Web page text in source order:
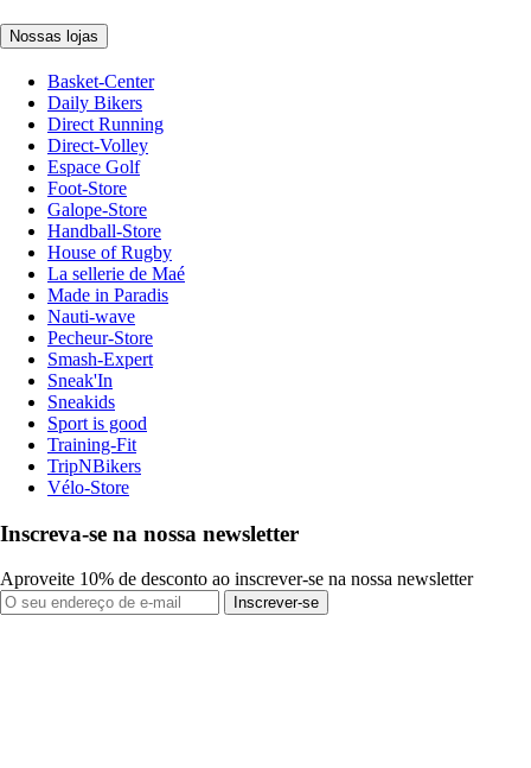
Nossas lojas
Basket-Center
Daily Bikers
Direct Running
Direct-Volley
Espace Golf
Foot-Store
Galope-Store
Handball-Store
House of Rugby
La sellerie de Maé
Made in Paradis
Nauti-wave
Pecheur-Store
Smash-Expert
Sneak'In
Sneakids
Sport is good
Training-Fit
TripNBikers
Vélo-Store
Inscreva-se na nossa newsletter
Aproveite 10% de desconto ao inscrever-se na nossa newsletter
Inscrever-se